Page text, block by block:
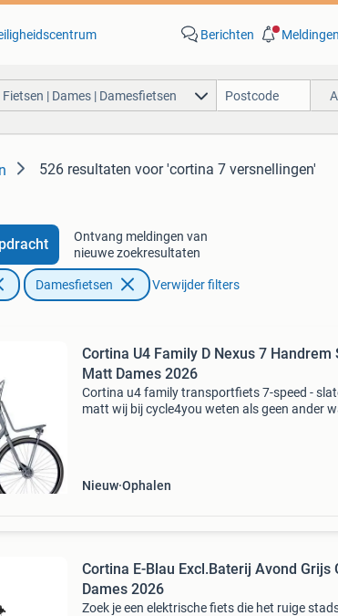
Berichten Meldingen
Fietsen | Dames | Damesfietsen
526 resultaten voor 'cortina 7 versnellingen'
Ontvang meldingen van
nieuwe zoekresultaten
Damesfietsen Verwijder filters
Cortina U4 Family D Nexus 7 Handrem
Matt Dames 2026
Cortina u4 family transportfiets 7-speed -
matt wij bij cycle4you weten als geen ander
Nieuw Ophalen
Cortina E-Blau Excl.Baterij Avond Grijs
Dames 2026
Zoek je een elektrische fiets die het ruige